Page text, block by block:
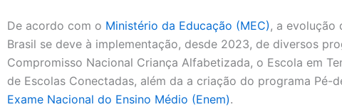
De acordo com o Ministério da Educação (MEC) , a evolução
Brasil se deve à implementação, desde 2023, de diversos
Compromisso Nacional Criança Alfabetizada, o Escola em
de Escolas Conectadas, além da a criação do programa Pé-
Exame Nacional do Ensino Médio (Enem).